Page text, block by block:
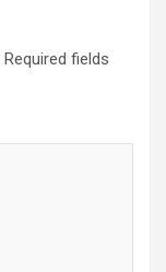
Required fields